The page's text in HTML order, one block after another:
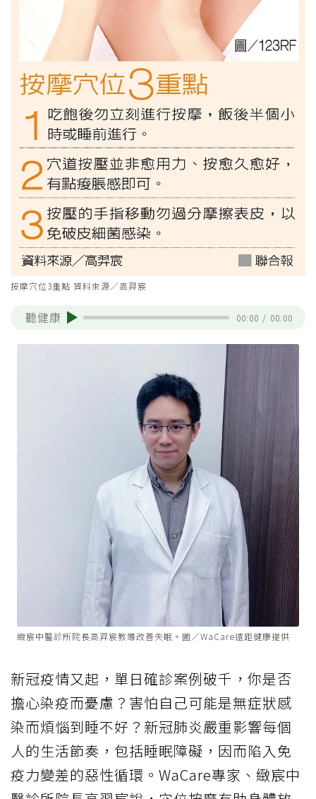
按摩穴位3重點 資料來源／高羿宸
聽健康 00:00 / 00:00
緻宸中醫診所院長高羿宸教導改善失眠。圖／WaCare遠距健康提供
新冠疫情又起，單日確診案例破千，你是否
擔心染疫而憂慮？害怕自己可能是無症狀感
染而煩惱到睡不好？新冠肺炎嚴重影響每個
人的生活節奏，包括睡眠障礙，因而陷入免
疫力變差的惡性循環。WaCare專家、緻宸中